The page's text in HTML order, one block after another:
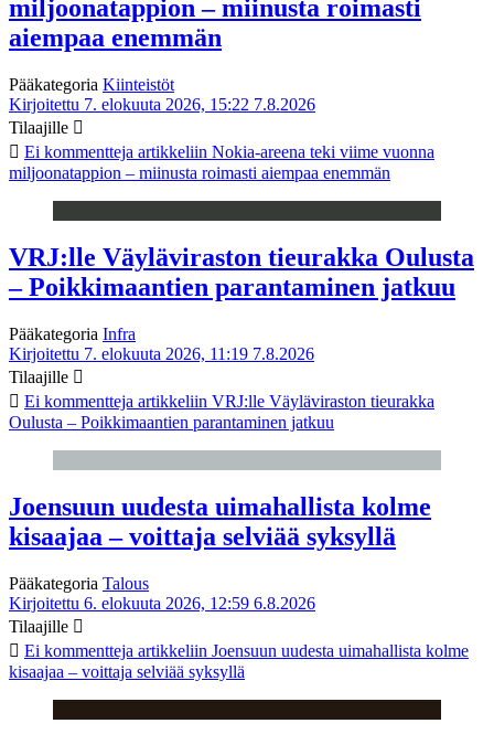
miljoonatappion – miinusta roimasti
aiempaa enemmän
Pääkategoria Kiinteistöt
Kirjoitettu 7. elokuuta 2026, 15:22 7.8.2026
Tilaajille
Ei kommentteja artikkeliin Nokia-areena teki viime vuonna
miljoonatappion – miinusta roimasti aiempaa enemmän
VRJ:lle Väyläviraston tieurakka Oulusta
– Poikkimaantien parantaminen jatkuu
Pääkategoria Infra
Kirjoitettu 7. elokuuta 2026, 11:19 7.8.2026
Tilaajille
Ei kommentteja artikkeliin VRJ:lle Väyläviraston tieurakka
Oulusta – Poikkimaantien parantaminen jatkuu
Joensuun uudesta uimahallista kolme
kisaajaa – voittaja selviää syksyllä
Pääkategoria Talous
Kirjoitettu 6. elokuuta 2026, 12:59 6.8.2026
Tilaajille
Ei kommentteja artikkeliin Joensuun uudesta uimahallista kolme
kisaajaa – voittaja selviää syksyllä